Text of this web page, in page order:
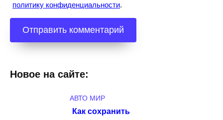
политику конфиденциальности.
Новое на сайте:
АВТО МИР
Как сохранить